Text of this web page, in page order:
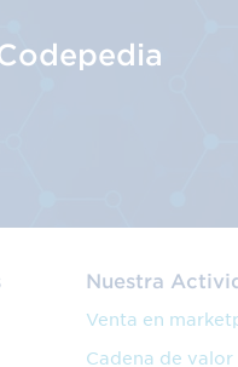
Nuestra
Venta en
Cadena de valor